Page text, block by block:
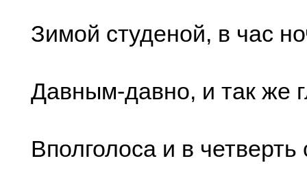
Зимой студеной, в час
Давным-давно, и так же
Вполголоса и в четверть